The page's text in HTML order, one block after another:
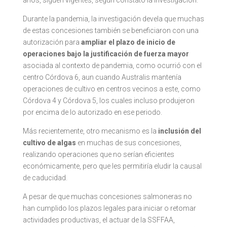
Durante la pandemia, la investigación devela que muchas
de estas concesiones también se beneficiaron con una
autorización para ampliar el plazo de inicio de
operaciones bajo la justificación de fuerza mayor
asociada al contexto de pandemia, como ocurrió con el
centro Córdova 6, aun cuando Australis mantenía
operaciones de cultivo en centros vecinos a este, como
Córdova 4 y Córdova 5, los cuales incluso produjeron
por encima de lo autorizado en ese periodo.
Más recientemente, otro mecanismo es la inclusión del
cultivo de algas en muchas de sus concesiones,
realizando operaciones que no serían eficientes
económicamente, pero que les permitiría eludir la causal
de caducidad.
A pesar de que muchas concesiones salmoneras no
han cumplido los plazos legales para iniciar o retomar
actividades productivas, el actuar de la SSFFAA,